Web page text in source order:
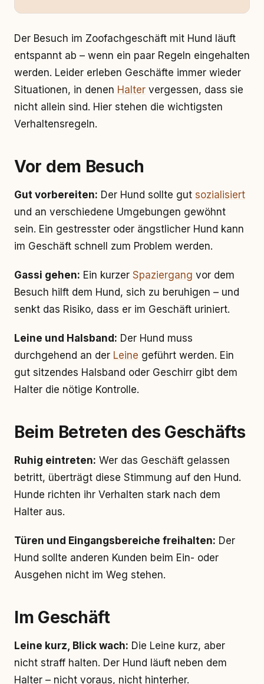
Der Besuch im Zoofachgeschäft mit Hund läuft
entspannt ab – wenn ein paar Regeln eingehalten
werden. Leider erleben Geschäfte immer wieder
Situationen, in denen Halter vergessen, dass sie
nicht allein sind. Hier stehen die wichtigsten
Verhaltensregeln.
Vor dem Besuch
Gut vorbereiten: Der Hund sollte gut sozialisiert
und an verschiedene Umgebungen gewöhnt
sein. Ein gestresster oder ängstlicher Hund kann
im Geschäft schnell zum Problem werden.
Gassi gehen: Ein kurzer Spaziergang vor dem
Besuch hilft dem Hund, sich zu beruhigen – und
senkt das Risiko, dass er im Geschäft uriniert.
Leine und Halsband: Der Hund muss
durchgehend an der Leine geführt werden. Ein
gut sitzendes Halsband oder Geschirr gibt dem
Halter die nötige Kontrolle.
Beim Betreten des Geschäfts
Ruhig eintreten: Wer das Geschäft gelassen
betritt, überträgt diese Stimmung auf den Hund.
Hunde richten ihr Verhalten stark nach dem
Halter aus.
Türen und Eingangsbereiche freihalten: Der
Hund sollte anderen Kunden beim Ein- oder
Ausgehen nicht im Weg stehen.
Im Geschäft
Leine kurz, Blick wach: Die Leine kurz, aber
nicht straff halten. Der Hund läuft neben dem
Halter – nicht voraus, nicht hinterher.